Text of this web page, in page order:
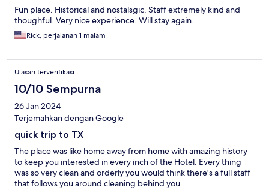
Fun place. Historical and nostalsgic. Staff extremely kind and
thoughful. Very nice experience. Will stay again.
Rick, perjalanan 1 malam
Ulasan terverifikasi
10/10 Sempurna
26 Jan 2024
Terjemahkan dengan Google
quick trip to TX
The place was like home away from home with amazing history
to keep you interested in every inch of the Hotel. Every thing
was so very clean and orderly you would think there's a full staff
that follows you around cleaning behind you.